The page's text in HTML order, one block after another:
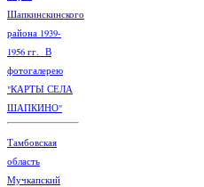
Шапкинскинского
района 1939-
1956 гг. В
фотогалерею
"КАРТЫ СЕЛА
ШАПКИНО"
Тамбовская
область
Мучкапский